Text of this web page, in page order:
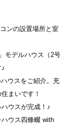
ンの設置場所と室
モデルハウス（2号
ウスをご紹介。充
まいです！
ウスが完成！♪
ハウス四條畷 with